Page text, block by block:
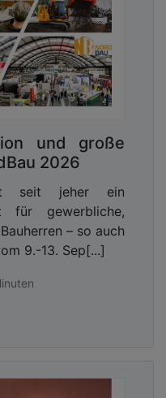
und große
2026
seit jeher ein
für gewerbliche,
– so auch
9.-13. Sep[...]